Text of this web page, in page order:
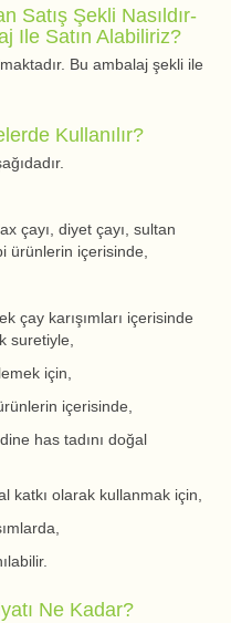
Satış Şekli Nasıldır-
Ile Satın Alabiliriz?
Bu ambalaj şekli ile
Kullanılır?
çayı, diyet çayı, sultan
ürünlerin içerisinde,
çay karışımları içerisinde
suretiyle,
için,
içerisinde,
has tadını doğal
katkı olarak kullanmak için,
Ne Kadar?